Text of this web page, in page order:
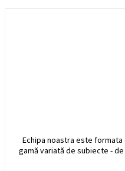
Echipa noastra este
gamă variată de subiecte -